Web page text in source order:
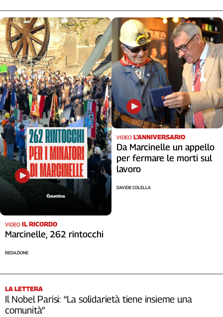
Valle
D'Aosta
Veneto
Archivio
Storico
1955-
2014
Cerca
Contatti
La
redazione
VIDEO IL RICORDO
Marcinelle, 262 rintocchi
REDAZIONE
VIDEO L'ANNIVERSARIO
Da Marcinelle un appello
per fermare le morti sul
lavoro
DAVIDE COLELLA
LA LETTERA
Il Nobel Parisi: “La solidarietà tiene insieme una
comunità”